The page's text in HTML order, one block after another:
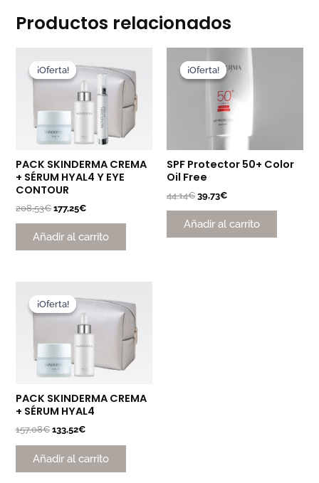
Productos relacionados
¡Oferta!
¡Oferta!
PACK SKINDERMA CREMA
+ SÉRUM HYAL4 Y EYE
CONTOUR
208,53€
precio
original
208,53€.
177,25€
precio
actual
es:
177,25€.
Añadir al carrito
¡Oferta!
¡Oferta!
SPF Protector 50+ Color
Oil Free
44,14€
precio
original
44,14€.
39,73€
precio
es:
39,73€.
Añadir al carrito
¡Oferta!
¡Oferta!
PACK SKINDERMA CREMA
+ SÉRUM HYAL4
157,08€
precio
original
157,08€.
133,52€
precio
actual
es:
133,52€.
Añadir al carrito